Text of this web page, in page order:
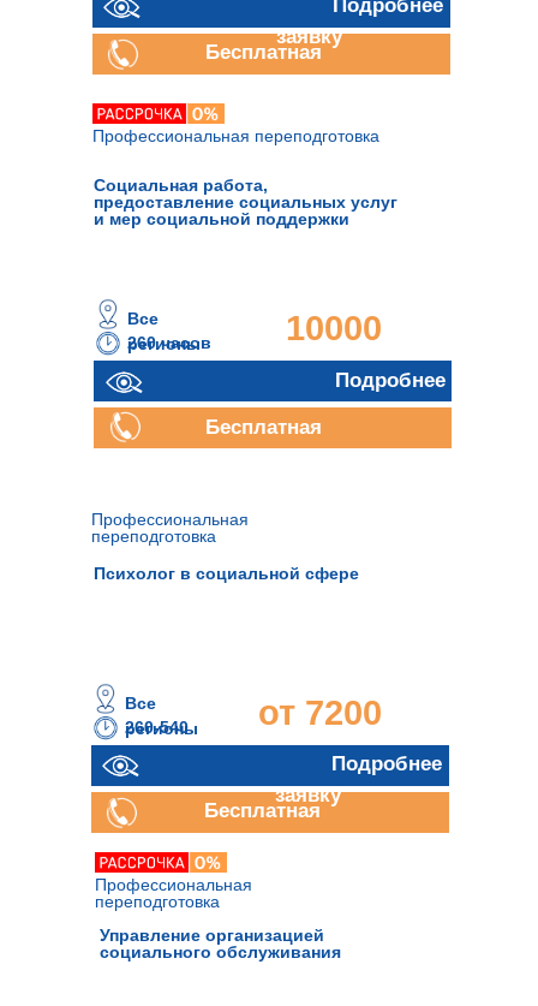
Профессиональная переподготовка
Социальная работа,
предоставление социальных услуг
и мер социальной поддержки
260 часов
10000
руб.
Все
регионы
Подробнее
Бесплатная
Управление организацией
социального обслуживания
Отправить
заявку
Подробнее
Бесплатная
Профессиональная
переподготовка
Профессиональная
переподготовка
260-540
часов
от 7200
Отправить
заявку
Все
регионы
Подробнее
Бесплатная
Психолог в социальной сфере